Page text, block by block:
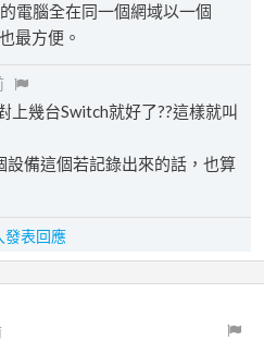
電腦全在同一個網域以一個
最方便。
幾台Switch就好了??這樣就叫
備這個若記錄出來的話，也算
發表回應